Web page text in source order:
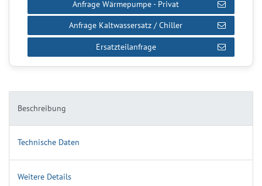
Beschreibung
Technische Daten
Weitere Details
Anfrage Wärmepumpe - Privat
Anfrage Kaltwassersatz / Chiller
Ersatzteilanfrage